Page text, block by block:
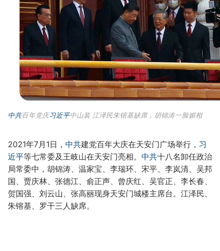
中共百年党庆习近平中山装 江泽民朱镕基缺席，胡锦涛一脸媚相
2021年7月1日， 中共建党百年大庆在天安门广场举行， 习
近平等七常委及王岐山在天安门亮相。 中共十八名卸任政治
局常委中，胡锦涛、温家宝、李瑞环、宋平、李岚清、吴邦
国、贾庆林、张德江、俞正声、曾庆红、吴官正、李长春、
贺国强、刘云山、张高丽现身天安门城楼主席台。江泽民、
朱镕基、罗干三人缺席。